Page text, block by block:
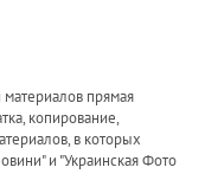
прямая
копирование,
в которых
и "Украинская Фото